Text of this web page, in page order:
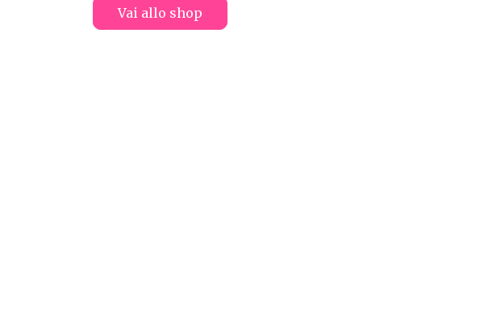
Vai allo shop